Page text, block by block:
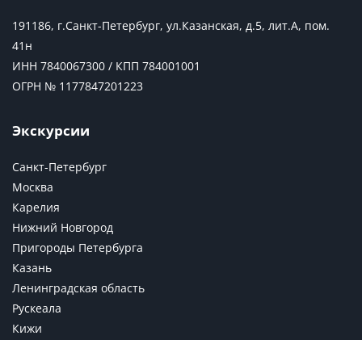
191186, г.Санкт-Петербург, ул.Казанская, д.5, лит.А, пом.
41н
ИНН 7840067300 / КПП 784001001
ОГРН № 1177847201223
Экскурсии
Санкт-Петербург
Москва
Карелия
Нижний Новгород
Пригороды Петербурга
Казань
Ленинградская область
Рускеала
Кижи